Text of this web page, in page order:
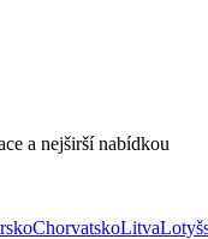
a nejširší nabídkou
ChorvatskoLitva